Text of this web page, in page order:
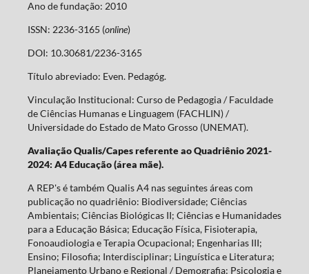
Ano de fundação: 2010
ISSN: 2236-3165 (online)
DOI: 10.30681/2236-3165
Título abreviado: Even. Pedagóg.
Vinculação Institucional: Curso de Pedagogia / Faculdade
de Ciências Humanas e Linguagem (FACHLIN) /
Universidade do Estado de Mato Grosso (UNEMAT).
Avaliação Qualis/Capes referente ao Quadriênio 2021-
2024: A4 Educação (área mãe).
A REP's é também Qualis A4 nas seguintes áreas com
publicação no quadriênio: Biodiversidade; Ciências
Ambientais; Ciências Biológicas II; Ciências e Humanidades
para a Educação Básica; Educação Física, Fisioterapia,
Fonoaudiologia e Terapia Ocupacional; Engenharias III;
Ensino; Filosofia; Interdisciplinar; Linguística e Literatura;
Planejamento Urbano e Regional / Demografia; Psicologia e